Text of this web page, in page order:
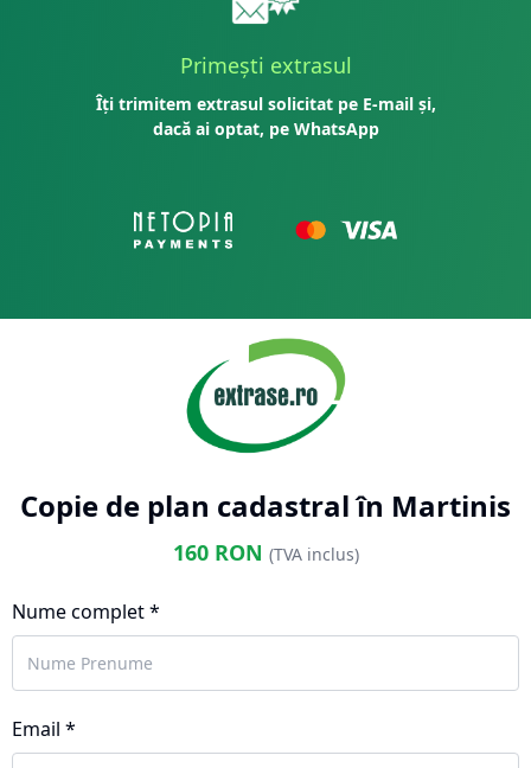
Primești extrasul
Îți trimitem extrasul solicitat pe E-mail și,
dacă ai optat, pe WhatsApp
Copie de plan cadastral în Martinis
160RON (TVA inclus)
Nume complet *
Email *